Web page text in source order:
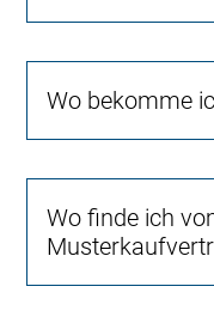
Wo bekomme
Wo finde ich